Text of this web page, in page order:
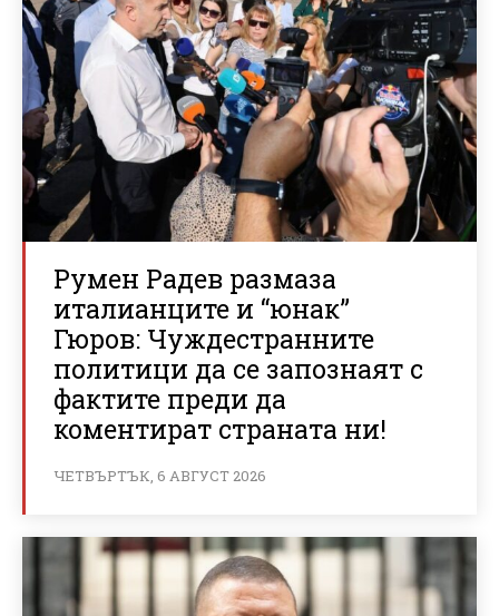
Румен Радев размаза
италианците и “юнак”
Гюров: Чуждестранните
политици да се запознаят с
фактите преди да
коментират страната ни!
ЧЕТВЪРТЪК, 6 АВГУСТ 2026